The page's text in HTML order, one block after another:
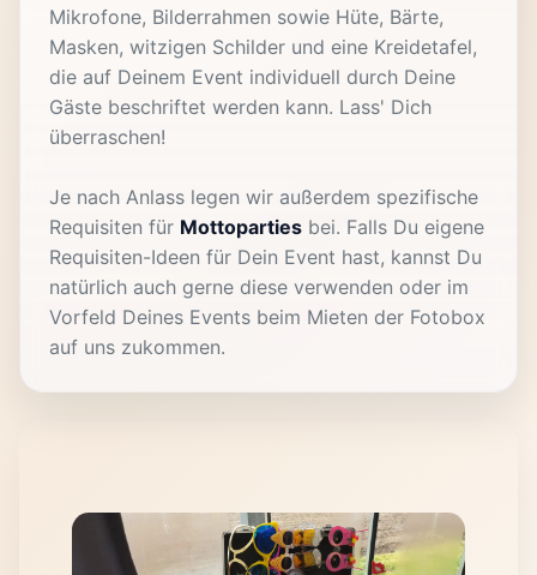
Mikrofone, Bilderrahmen sowie Hüte, Bärte,
Masken, witzigen Schilder und eine Kreidetafel,
die auf Deinem Event individuell durch Deine
Gäste beschriftet werden kann. Lass' Dich
überraschen!
Je nach Anlass legen wir außerdem spezifische
Requisiten für Mottoparties bei. Falls Du eigene
Requisiten-Ideen für Dein Event hast, kannst Du
natürlich auch gerne diese verwenden oder im
Vorfeld Deines Events beim Mieten der Fotobox
auf uns zukommen.